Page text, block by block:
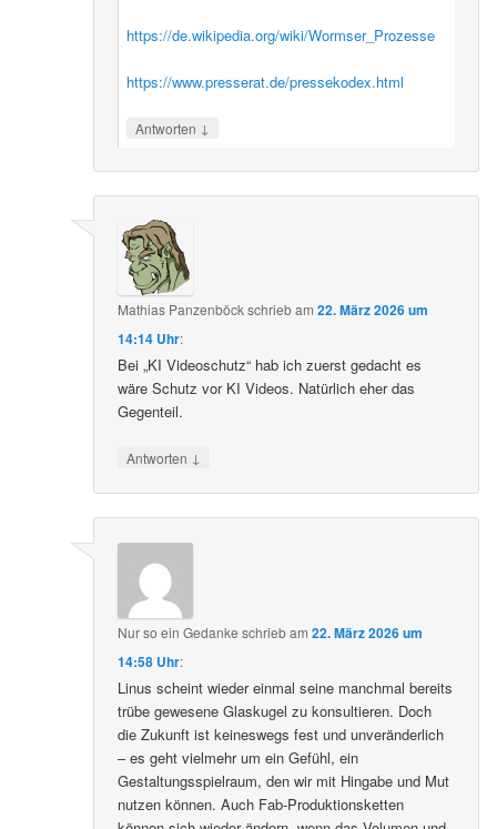
https://de.wikipedia.org/wiki/Wormser_Prozesse
https://www.presserat.de/pressekodex.html
Antworten ↓
Mathias Panzenböckschriebam22. März 2026 um
14:14 Uhr:
Bei „KI Videoschutz“ hab ich zuerst gedacht es
wäre Schutz vor KI Videos. Natürlich eher das
Gegenteil.
Antworten ↓
Nur so ein Gedanke schriebam22. März 2026 um
14:58 Uhr:
Linus scheint wieder einmal seine manchmal bereits
trübe gewesene Glaskugel zu konsultieren. Doch
die Zukunft ist keineswegs fest und unveränderlich
– es geht vielmehr um ein Gefühl, ein
Gestaltungsspielraum, den wir mit Hingabe und Mut
nutzen können. Auch Fab-Produktionsketten